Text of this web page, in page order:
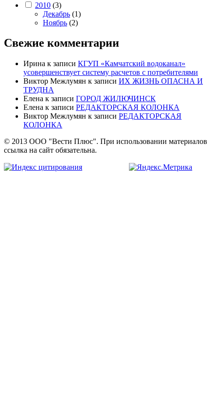
2010 (3)
Декабрь (1)
Ноябрь (2)
Свежие комментарии
Ирина к записи КГУП «Камчатский водоканал»
усовершенствует систему расчетов с потребителями
Виктор Межлумян к записи ИХ ЖИЗНЬ ОПАСНА И
ТРУДНА
Елена к записи ГОРОД ЖИЛЮЧИНСК
Елена к записи РЕДАКТОРСКАЯ КОЛОНКА
Виктор Межлумян к записи РЕДАКТОРСКАЯ
КОЛОНКА
© 2013 ООО "Вести Плюс". При использовании материалов
ссылка на сайт обязательна.